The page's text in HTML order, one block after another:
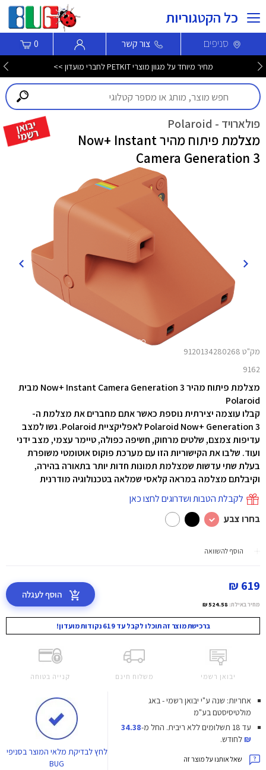
כל הקטגוריות
סניפים צור קשר 0
מחיר מיוחד על מגוון מוצרי PETKIT לחברי מועדון >>
פולארויד - Polaroid
מצלמת פיתוח מהיר Now+ Instant
Camera Generation 3
מק"ט 9120134280268
9162
מצלמת פיתוח מהיר Now+ Instant Camera Generation 3 מבית
Polaroid
קבלו עוצמה יצירתית נוספת כאשר אתם מחברים את מצלמת ה-
Polaroid Now+ Generation 3 לאפליקציית Polaroid. גשו למצב
עדיפות צמצם, שלטים מרחוק, חשיפה כפולה, טיימר עצמי, מצב ידני
ועוד. שלבו את הקישוריות הזו עם מערכת פוקוס אוטומטי משופרת
בעלת שתי עדשות שמצלמת תמונות חדות יותר בתאורה בהירה,
וקיבלתם מצלמה במראה קלאסי שמלאה בטכנולוגיה מודרנית
לקבלת הטבות ושדרוגים לחצו כאן
בחרו צבע
הוסף להשוואה
619 ₪
מחיר באילת: 524.58 ₪
הוסף לעגלה
ברכישת מוצר זה תוכלו לקבל עד 619 נקודות מועדון!
יבואן רשמי משלוח חינם קנייה בטוחה
אחריות: שנה ע"י יבואן רשמי - באג
מולטיסיסטם בע"מ
עד 18 תשלומים ללא ריבית.
החל מ-34.38
₪לחודש.
שאל אותנו על מוצר זה
לחץלבדיקת מלאי המוצר בסניפי
BUG